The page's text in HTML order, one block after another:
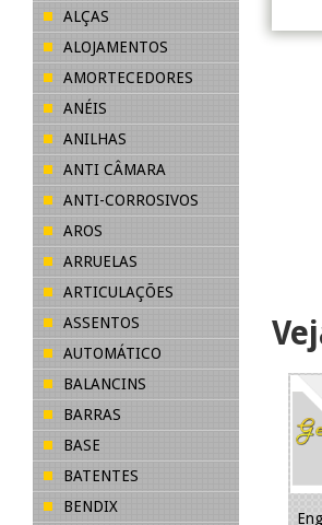
ALÇAS
ALOJAMENTOS
AMORTECEDORES
ANÉIS
ANILHAS
ANTI CÂMARA
ANTI-CORROSIVOS
AROS
ARRUELAS
ARTICULAÇÕES
ASSENTOS
AUTOMÁTICO
BALANCINS
BARRAS
BASE
BATENTES
BENDIX